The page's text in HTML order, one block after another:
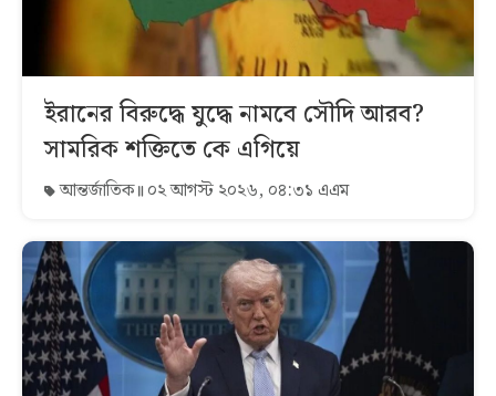
ইরানের বিরুদ্ধে যুদ্ধে নামবে সৌদি আরব?
সামরিক শক্তিতে কে এগিয়ে
আন্তর্জাতিক ০২ আগস্ট ২০২৬, ০৪:৩১ এএম